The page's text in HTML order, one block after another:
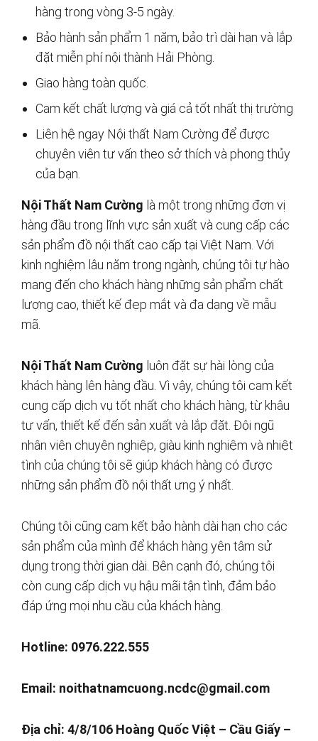
hàng trong vòng 3-5 ngày.
Bảo hành sản phẩm 1 năm, bảo trì dài hạn và lắp
đặt miễn phí nội thành Hải Phòng.
Giao hàng toàn quốc.
Cam kết chất lượng và giá cả tốt nhất thị trường
Liên hệ ngay Nội thất Nam Cường để được
chuyên viên tư vấn theo sở thích và phong thủy
của bạn.
Nội Thất Nam Cường là một trong những đơn vị
hàng đầu trong lĩnh vực sản xuất và cung cấp các
sản phẩm đồ nội thất cao cấp tại Việt Nam. Với
kinh nghiệm lâu năm trong ngành, chúng tôi tự hào
mang đến cho khách hàng những sản phẩm chất
lượng cao, thiết kế đẹp mắt và đa dạng về mẫu
mã.
Nội Thất Nam Cường luôn đặt sự hài lòng của
khách hàng lên hàng đầu. Vì vậy, chúng tôi cam kết
cung cấp dịch vụ tốt nhất cho khách hàng, từ khâu
tư vấn, thiết kế đến sản xuất và lắp đặt. Đội ngũ
nhân viên chuyên nghiệp, giàu kinh nghiệm và nhiệt
tình của chúng tôi sẽ giúp khách hàng có được
những sản phẩm đồ nội thất ưng ý nhất.
Chúng tôi cũng cam kết bảo hành dài hạn cho các
sản phẩm của mình để khách hàng yên tâm sử
dụng trong thời gian dài. Bên cạnh đó, chúng tôi
còn cung cấp dịch vụ hậu mãi tận tình, đảm bảo
đáp ứng mọi nhu cầu của khách hàng.
Hotline: 0976.222.555
Email: noithatnamcuong.ncdc@gmail.com
Địa chỉ: 4/8/106 Hoàng Quốc Việt – Cầu Giấy –